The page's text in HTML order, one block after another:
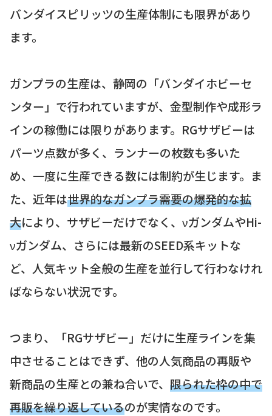
バンダイスピリッツの生産体制にも限界があり
ます。
ガンプラの生産は、静岡の「バンダイホビーセ
ンター」で行われていますが、金型制作や成形ラ
インの稼働には限りがあります。RGサザビーは
パーツ点数が多く、ランナーの枚数も多いた
め、一度に生産できる数には制約が生じます。ま
た、近年は世界的なガンプラ需要の爆発的な拡
大により、サザビーだけでなく、νガンダムやHi-
νガンダム、さらには最新のSEED系キットな
ど、人気キット全般の生産を並行して行わなけれ
ばならない状況です。
つまり、「RGサザビー」だけに生産ラインを集
中させることはできず、他の人気商品の再販や
新商品の生産との兼ね合いで、 限られた枠の中で
再販を繰り返しているのが実情なのです。